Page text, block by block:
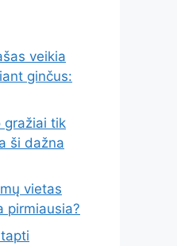
veikia
ginčus:
gražiai tik
ši dažna
vietas
pirmiausia?